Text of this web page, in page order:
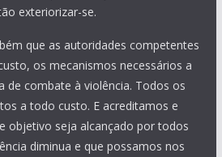
exteriorizar-se.
que as autoridades competentes
os mecanismos necessários a
de combate à violência. Todos os
a todo custo. E acreditamos e
objetivo seja alcançado por todos
diminua e que possamos nos